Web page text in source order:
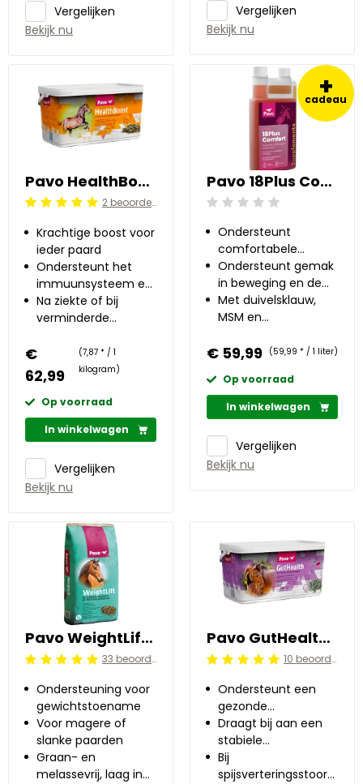
Vergelijken
Bekijk nu
Vergelijken
Bekijk nu
Pavo HealthBoost 8 kg
Beoordeling: 5/5 2 beoordelingen
Krachtige boost voor
ieder paard
Ondersteunt het
immuunsysteem en
de darmflora
Na ziekte of bij
verminderde
€
62,99
(7,87 * / 1
kilogram)
Op voorraad
In winkelwagen
Vergelijken
Bekijk nu
+
cadeau
Pavo 18Plus Comfort 1 l
Beoordeling: 0/5
Ondersteunt
comfortabele
beweging
Ondersteunt gemak
in beweging en de
gewrichtsfunctie
Met duivelsklauw,
MSM en
€ 59,99 (59,99 * / 1 liter)
Op voorraad
In winkelwagen
Vergelijken
Bekijk nu
Pavo WeightLift 20 kg
Beoordeling: 5/5 33 beoordelingen
Ondersteuning voor
gewichtstoename
Voor magere of
slanke paarden
Graan- en
melassevrij, laag in
Pavo GutHealth 7.5 kg
Beoordeling: 5/5 10 beoordelingen
Ondersteunt een
gezonde
spijsvertering
Draagt bij aan een
stabiele
darmfunctie
Bij